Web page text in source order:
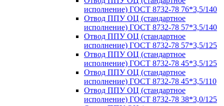
исполнение) ГОСТ 8732-78 76*3,5/140
Отвод ППУ ОЦ (стандартное
исполнение) ГОСТ 8732-78 57*3,5/140
Отвод ППУ ОЦ (стандартное
исполнение) ГОСТ 8732-78 57*3,5/125
Отвод ППУ ОЦ (стандартное
исполнение) ГОСТ 8732-78 45*3,5/125
Отвод ППУ ОЦ (стандартное
исполнение) ГОСТ 8732-78 45*3,5/110
Отвод ППУ ОЦ (стандартное
исполнение) ГОСТ 8732-78 38*3,0/125